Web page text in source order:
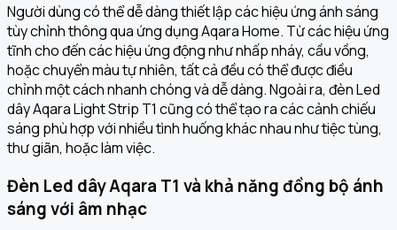
Người dùng có thể dễ dàng thiết lập các hiệu ứng ánh sáng
tùy chỉnh thông qua ứng dụng Aqara Home. Từ các hiệu ứng
tĩnh cho đến các hiệu ứng động như nhấp nháy, cầu vồng,
hoặc chuyển màu tự nhiên, tất cả đều có thể được điều
chỉnh một cách nhanh chóng và dễ dàng. Ngoài ra, đèn Led
dây Aqara Light Strip T1 cũng có thể tạo ra các cảnh chiếu
sáng phù hợp với nhiều tình huống khác nhau như tiệc tùng,
thư giãn, hoặc làm việc.
Đèn Led dây Aqara T1 và khả năng đồng bộ ánh
sáng với âm nhạc